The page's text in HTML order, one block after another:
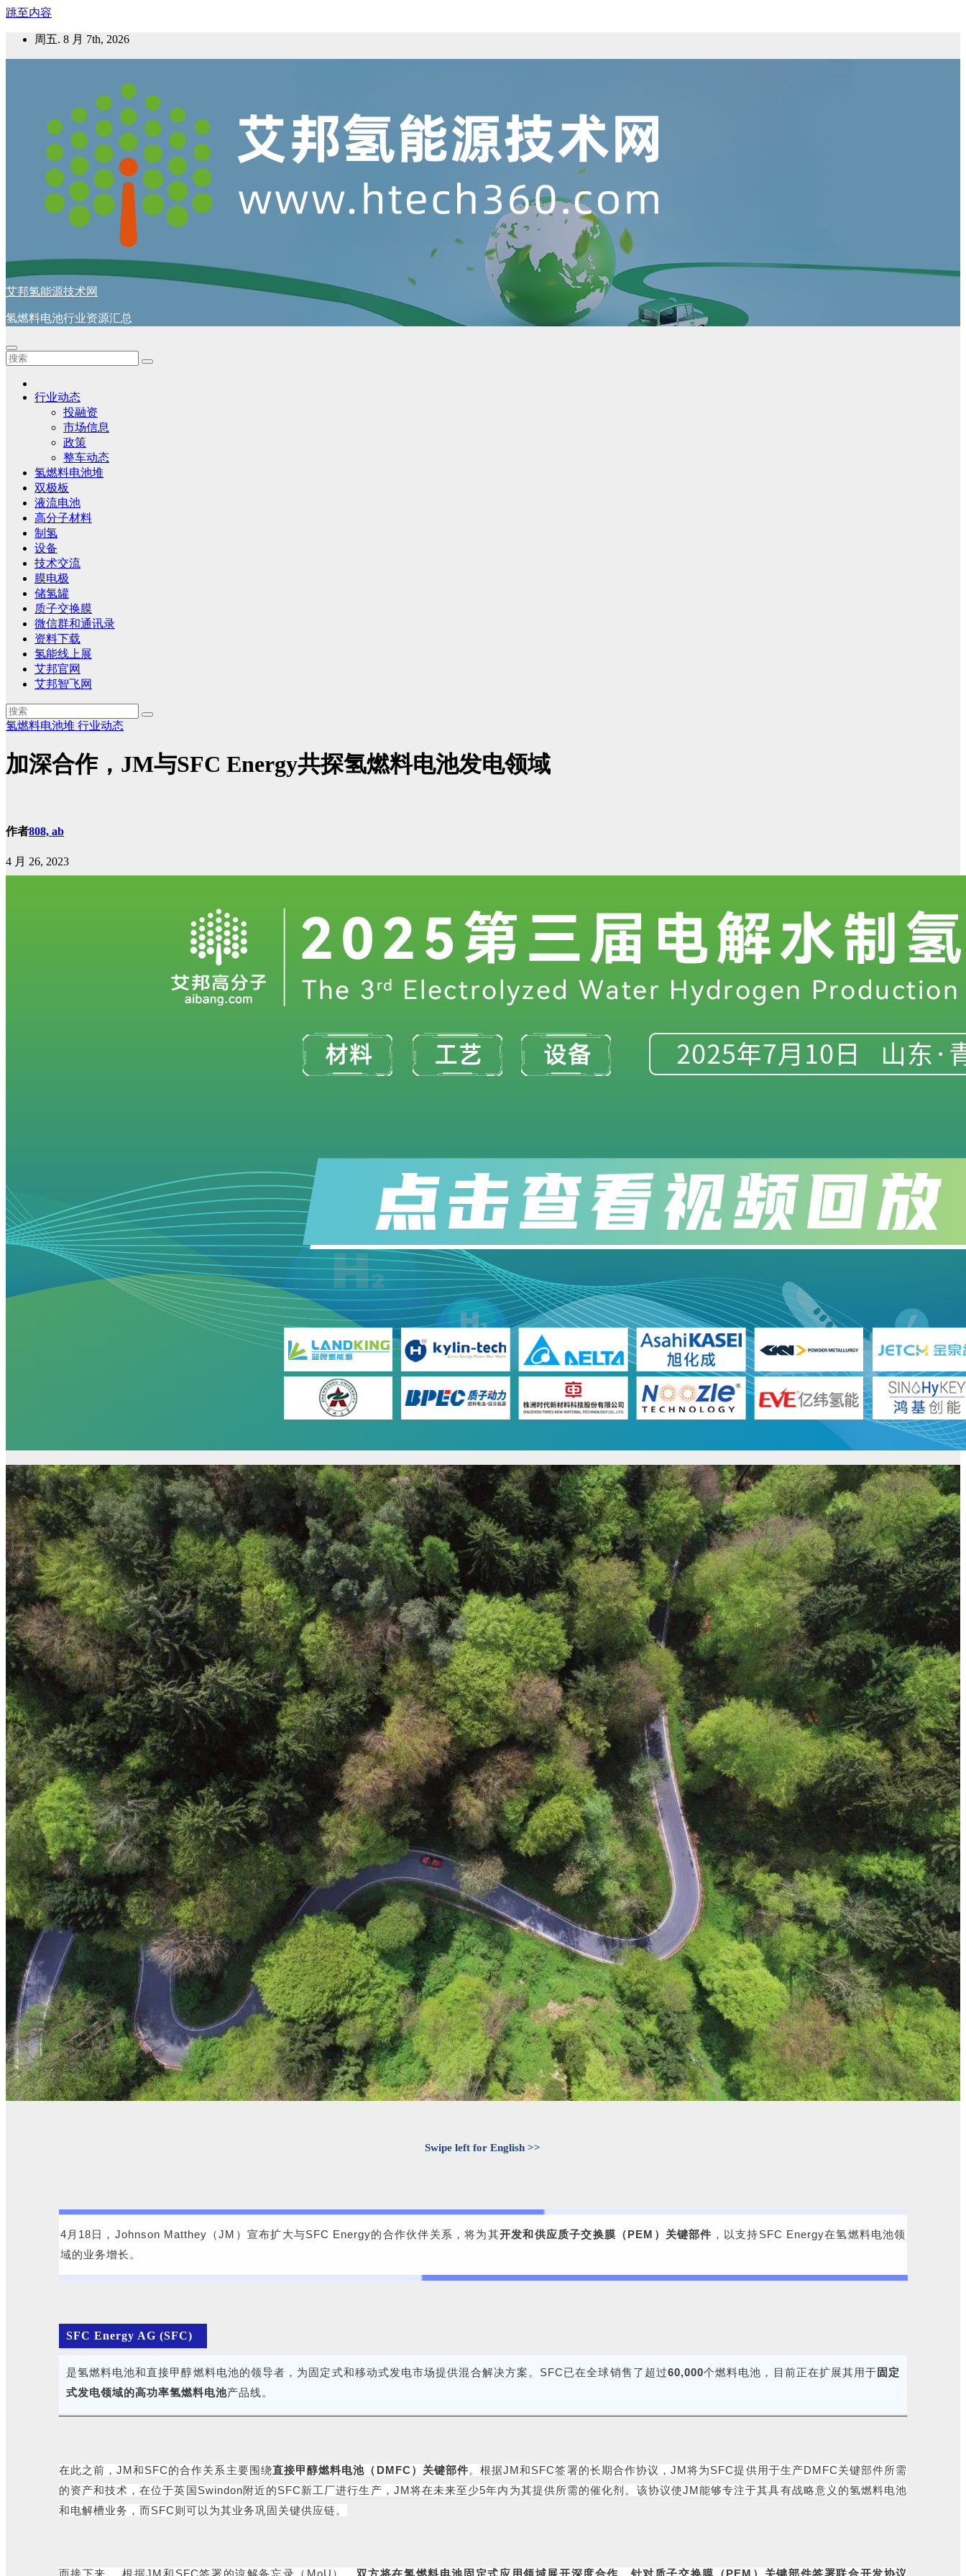
跳至内容
周五. 8 月 7th, 2026
艾邦氢能源技术网
氢燃料电池行业资源汇总
行业动态
投融资
市场信息
政策
整车动态
氢燃料电池堆
双极板
液流电池
高分子材料
制氢
设备
技术交流
膜电极
储氢罐
质子交换膜
微信群和通讯录
资料下载
氢能线上展
艾邦官网
艾邦智飞网
氢燃料电池堆 行业动态
加深合作，JM与SFC Energy共探氢燃料电池发电领域
作者808, ab
4 月 26, 2023
Swipe left for English >>
4月18日，Johnson Matthey（JM）宣布扩大与SFC Energy的合作伙伴关系，将为其开发和供应质子交换膜（PEM）关键部件 ，以支持SFC Energy在氢燃料电池领
域的业务增长。
SFC Energy AG (SFC)
是氢燃料电池和直接甲醇燃料电池的领导者，为固定式和移动式发电市场提供混合解决方案。SFC已在全球销售了超过60,000个燃料电池，目前正在扩展其用于 固定
式发电领域的高功率氢燃料电池产品线。
在此之前，JM和SFC的合作关系主要围绕直接甲醇燃料电池（DMFC）关键部件。根据JM和SFC签署的长期合作协议，JM将为SFC提供用于生产DMFC关键部件所需
的资产和技术，在位于英国Swindon附近的SFC新工厂进行生产，JM将在未来至少5年内为其提供所需的催化剂。该协议使JM能够专注于其具有战略意义的氢燃料电池
和电解槽业务，而SFC则可以为其业务巩固关键供应链。